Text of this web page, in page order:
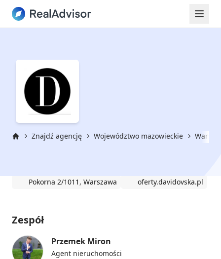
Znajdź agencję Województwo mazowieckie
Pokorna 2/1011, Warszawa oferty.davidovska.pl
Zespół
Przemek Miron
Agent nieruchomości